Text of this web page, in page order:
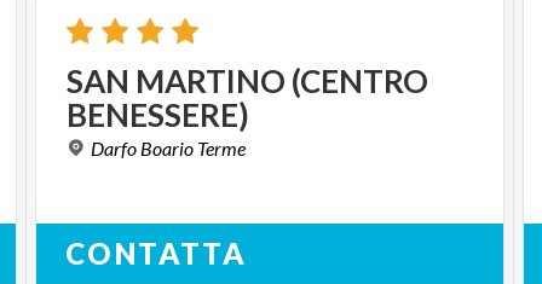
SAN MARTINO (CENTRO
BENESSERE)
Darfo Boario Terme
CONTATTA